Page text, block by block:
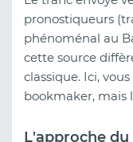
pronostiqueurs
phénoménal au
cette source
classique. Ici,
bookmaker, mais
L'approche